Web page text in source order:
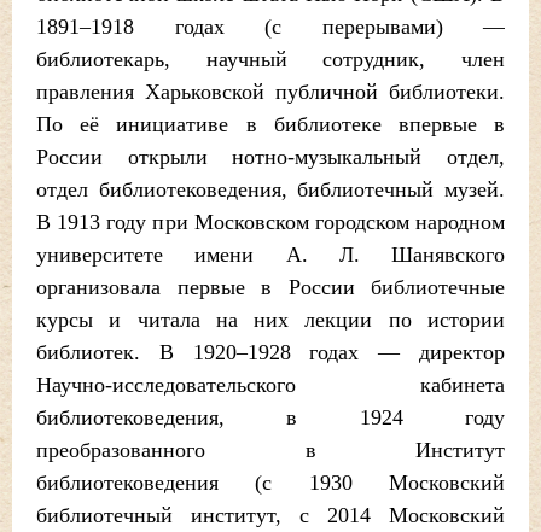
1891–1918 годах (с перерывами) —
библиотекарь, научный сотрудник, член
правления Харьковской публичной библиотеки.
По её инициативе в библиотеке впервые в
России открыли нотно-музыкальный отдел,
отдел библиотековедения, библиотечный музей.
В 1913 году при Московском городском народном
университете имени А. Л. Шанявского
организовала первые в России библиотечные
курсы и читала на них лекции по истории
библиотек. В 1920–1928 годах — директор
Научно-исследовательского кабинета
библиотековедения, в 1924 году
преобразованного в Институт
библиотековедения (с 1930 Московский
библиотечный институт, с 2014 Московский